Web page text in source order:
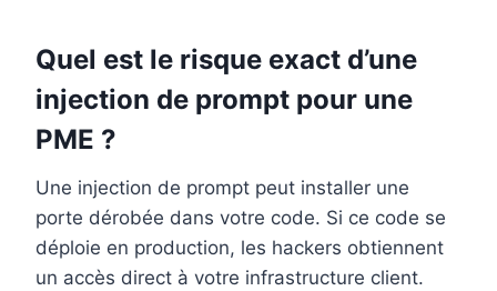
Quel est le risque exact d’une
injection de prompt pour une
PME ?
Une injection de prompt peut installer une
porte dérobée dans votre code. Si ce code se
déploie en production, les hackers obtiennent
un accès direct à votre infrastructure client.